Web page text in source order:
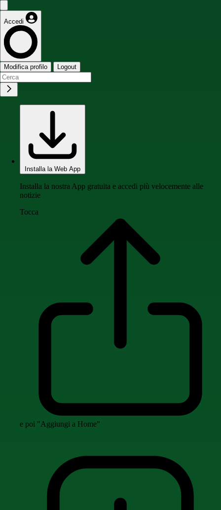
Accedi
Modifica profilo Logout
Installa la Web App
Installa la nostra App gratuita e accedi più velocemente alle
notizie
Tocca
e poi "Aggiungi a Home"